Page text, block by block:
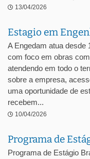
13/04/2026
Estagio em
A Engedam atua desde
com foco em obras
atendendo em todo o
sobre a empresa,
uma oportunidade de
recebem...
10/04/2026
Programa de
Programa de Estágio